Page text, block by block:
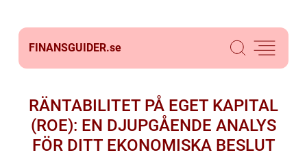
FINANSGUIDER.se
RÄNTABILITET PÅ EGET KAPITAL
(ROE): EN DJUPGÅENDE ANALYS
FÖR DITT EKONOMISKA BESLUT